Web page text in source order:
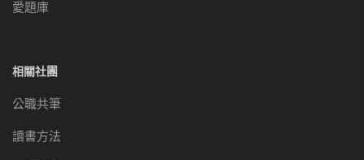
愛題庫
相關社團
公職共筆
讀書方法